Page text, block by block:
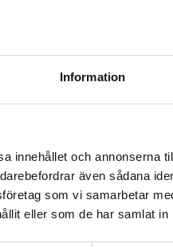
Information
innehållet och annonserna
även sådana
som vi samarbetar
eller som de har samlat